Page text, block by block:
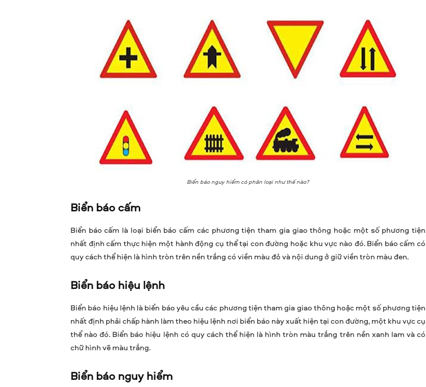
Biển báo nguy hiểm có phân loại như thế nào?
Biển báo cấm
Biển báo cấm là loại biển báo cấm các phương tiện tham gia giao thông hoặc một số phương tiện
nhất định cấm thực hiện một hành động cụ thể tại con đường hoặc khu vực nào đó. Biển báo cấm có
quy cách thể hiện là hình tròn trên nền trắng có viền màu đỏ và nội dung ở giữ viền tròn màu đen.
Biển báo hiệu lệnh
Biển báo hiệu lệnh là biển báo yêu cầu các phương tiện tham gia giao thông hoặc một số phương tiện
nhất định phải chấp hành làm theo hiệu lệnh nơi biển báo này xuất hiện tại con đường, một khu vực cụ
thể nào đó. Biển báo hiệu lệnh có quy cách thể hiện là hình tròn màu trắng trên nền xanh lam và có
chữ hình vẽ màu trắng.
Biển báo nguy hiểm